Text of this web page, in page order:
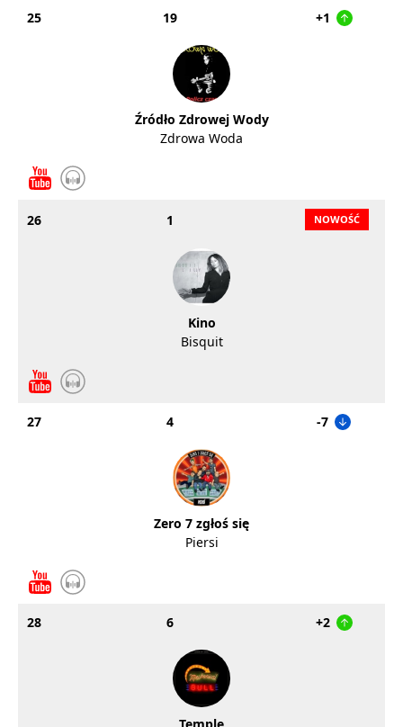
25 19 +1
Źródło Zdrowej Wody
Zdrowa Woda
26 1
Kino
Bisquit
27 4 -7
Zero 7 zgłoś się
Piersi
28 6 +2